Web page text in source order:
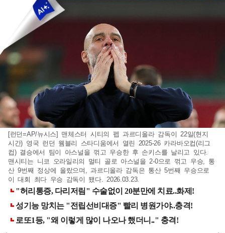
[런던=AP/뉴시스] 맨체스터 시티의 펩 과르디올라 감독이 22일(현지
시간) 영국 런던 웸블리 스타디움에서 열린 2025-26 카라바오컵(리그
컵) 결승에서 팀이 아스널을 꺾고 우승한 후 손키스를 날리고 있다.
맨시티는 니코 오라일리의 멀티 골로 아스널을 2-0으로 꺾고 우승, 통
산 9번째 정상에 올랐으며, 과르디올라 감독은 통산 5번째 우승으로
이 대회 최다 우승 감독이 됐다. 2026.03.23.